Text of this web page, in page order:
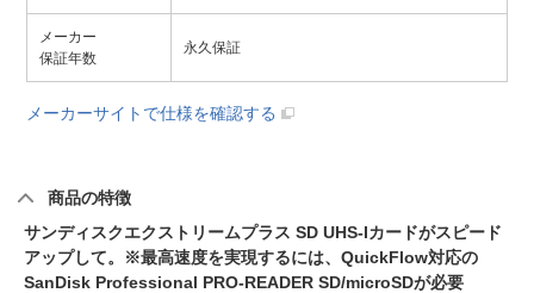
メーカー
保証年数
永久保証
メーカーサイトで仕様を確認する
商品の特徴
サンディスクエクストリームプラス SD UHS-Iカードがスピード
アップして。※最高速度を実現するには、QuickFlow対応の
SanDisk Professional PRO-READER SD/microSDが必要